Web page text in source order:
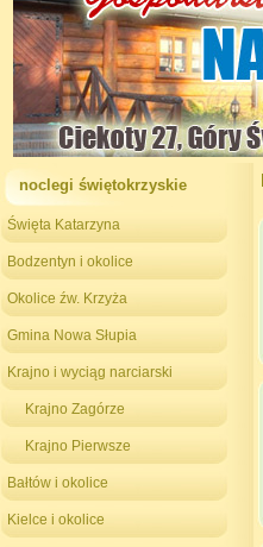
noclegi świętokrzyskie
Święta Katarzyna
Bodzentyn i okolice
Okolice źw. Krzyża
Gmina Nowa Słupia
Krajno i wyciąg narciarski
Krajno Zagórze
Krajno Pierwsze
Bałtów i okolice
Kielce i okolice